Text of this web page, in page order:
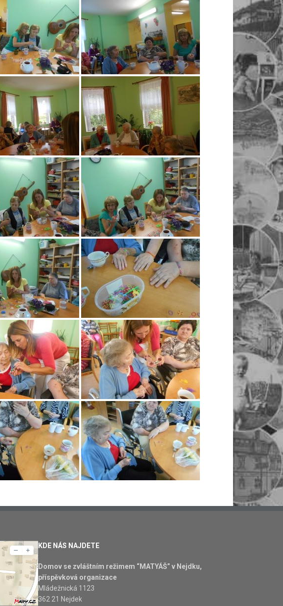
KDE NÁS NAJDETE
Domov se zvláštním režimem “MATYÁŠ” v Nejdku,
příspěvková organizace
Mládežnická 1123
362 21 Nejdek